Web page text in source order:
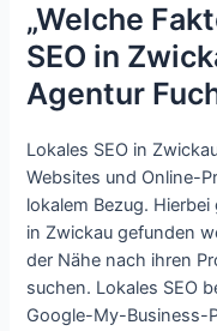
„Welche
SEO in
Agentur
Lokales SEO in
Websites und Online-
lokalem Bezug.
in Zwickau gefunden
der Nähe nach ihren
suchen. Lokales SEO
Google-My-Business-